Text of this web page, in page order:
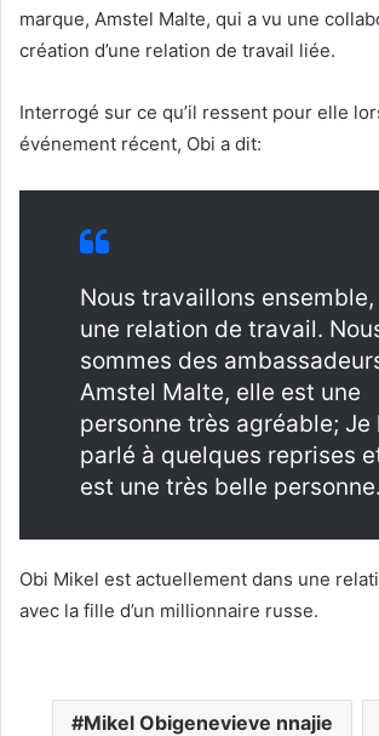
l
marque, Amstel Malte, qui a vu une
création d’une relation de travail liée.
Interrogé sur ce qu’il ressent pour elle
événement récent, Obi a dit:
Nous travaillons ensemble,
une relation de travail.
sommes des
Amstel Malte, elle est une
personne très agréable; Je
parlé à quelques reprises
est une très belle personne.
Obi Mikel est actuellement dans une
avec la fille d’un millionnaire russe.
Mikel Obigenevieve nnajie